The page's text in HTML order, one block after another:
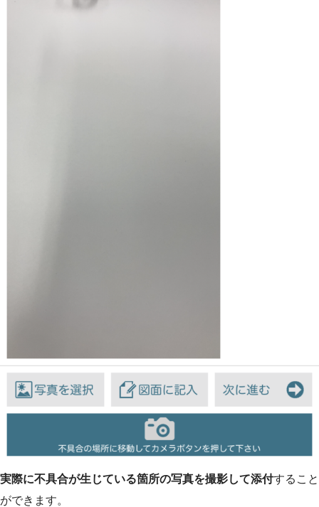
実際に不具合が生じている箇所の写真を撮影して添付すること
ができます。